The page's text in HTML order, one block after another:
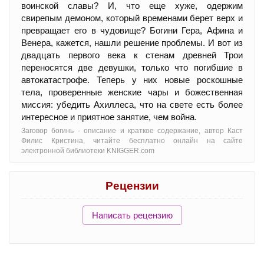
воинской славы? И, что еще хуже, одержим
свирепым демоном, который временами берет верх и
превращает его в чудовище? Богини Гера, Афина и
Венера, кажется, нашли решение проблемы. И вот из
двадцать первого века к стенам древней Трои
переносятся две девушки, только что погибшие в
автокатастрофе. Теперь у них новые роскошные
тела, проверенные женские чары и божественная
миссия: убедить Ахиллеса, что на свете есть более
интересное и приятное занятие, чем война.
Заговор богинь - oписание и краткое содержание, автор Каст
Филис Кристина, читайте бесплатно онлайн на сайте
электронной библиотеки KNIGGER.com
Рецензии
Написать рецензию